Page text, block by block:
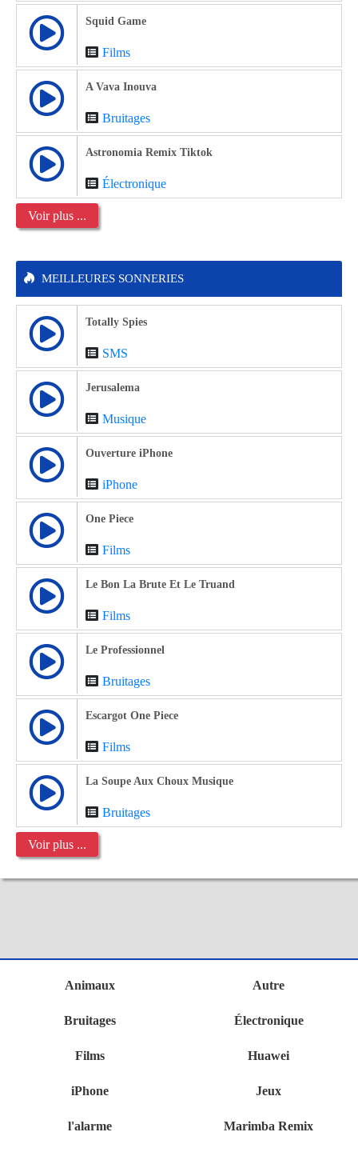
Squid Game
Films
A Vava Inouva
Bruitages
Astronomia Remix Tiktok
Électronique
Voir plus ...
MEILLEURES SONNERIES
Totally Spies
SMS
Jerusalema
Musique
Ouverture iPhone
iPhone
One Piece
Films
Le Bon La Brute Et Le Truand
Films
Le Professionnel
Bruitages
Escargot One Piece
Films
La Soupe Aux Choux Musique
Bruitages
Voir plus ...
Animaux Autre
Bruitages Électronique
Films Huawei
iPhone Jeux
l'alarme Marimba Remix